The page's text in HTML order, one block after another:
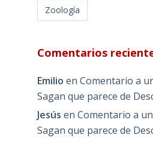
Zoología
Comentarios
Emilio en Comentario a
Sagan que parece de
Jesús en Comentario a
Sagan que parece de